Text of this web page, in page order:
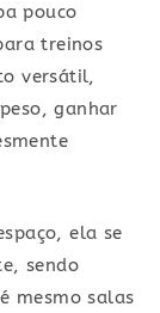
pouco
treinos
versátil,
ganhar
ela se
sendo
mesmo salas